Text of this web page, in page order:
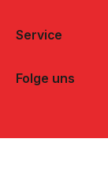
Service
Folge uns